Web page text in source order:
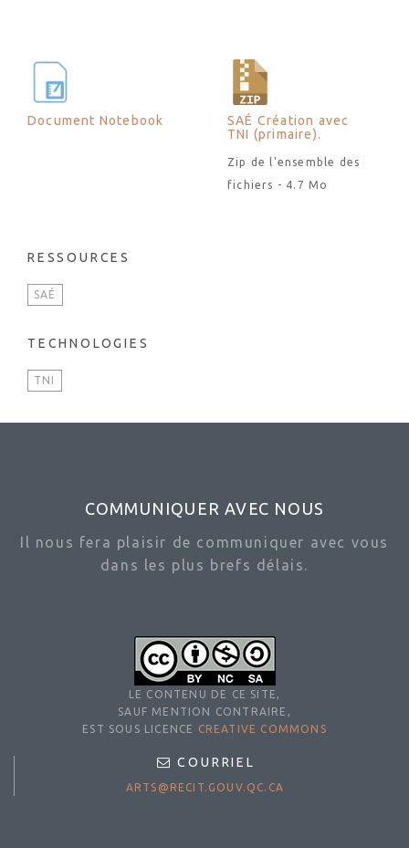
Document Notebook
SAÉ Création avec
TNI (primaire).
Zip de l'ensemble des
fichiers - 4.7 Mo
RESSOURCES
SAÉ
TECHNOLOGIES
TNI
COMMUNIQUER AVEC NOUS
Il nous fera plaisir de communiquer avec vous
dans les plus brefs délais.
LE CONTENU DE CE SITE,
SAUF MENTION CONTRAIRE,
EST SOUS LICENCE
CREATIVE COMMONS
COURRIEL
ARTS@RECIT.GOUV.QC.CA